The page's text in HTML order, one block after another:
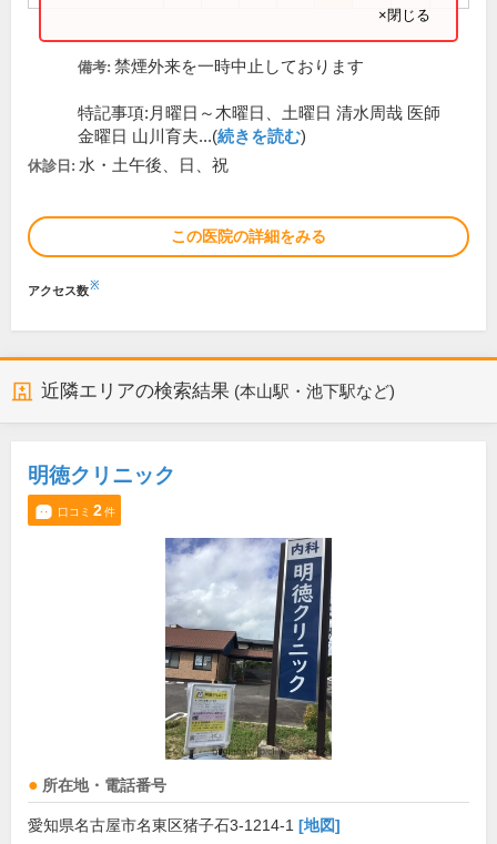
×閉じる
備考: 禁煙外来を一時中止しております
特記事項:月曜日～木曜日、土曜日 清水周哉 医師
金曜日 山川育夫...(続きを読む)
休診日: 水・土午後、日、祝
この医院の詳細をみる
アクセス数※
近隣エリアの検索結果 (本山駅・池下駅など)
明徳クリニック
口コミ 2件
所在地・電話番号
愛知県名古屋市名東区猪子石3-1214-1 [地図]